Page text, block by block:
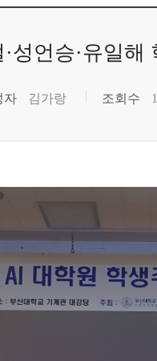
·성언승·유일
자 김가랑 조회수